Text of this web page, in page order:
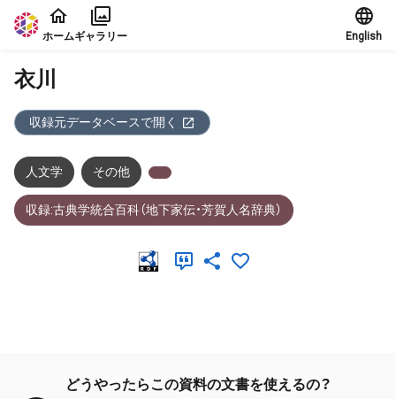
本文に飛ぶ
ホームギャラリー English
衣川
収録元データベースで開く
人文学 その他
収録:古典学統合百科（地下家伝・芳賀人名辞典）
どうやったらこの資料の文書を使えるの？